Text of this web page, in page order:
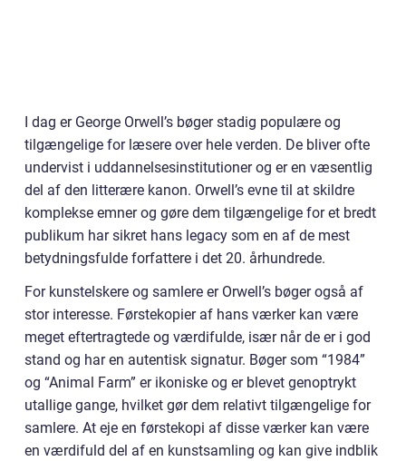
I dag er George Orwell’s bøger stadig populære og
tilgængelige for læsere over hele verden. De bliver ofte
undervist i uddannelsesinstitutioner og er en væsentlig
del af den litterære kanon. Orwell’s evne til at skildre
komplekse emner og gøre dem tilgængelige for et bredt
publikum har sikret hans legacy som en af de mest
betydningsfulde forfattere i det 20. århundrede.
For kunstelskere og samlere er Orwell’s bøger også af
stor interesse. Førstekopier af hans værker kan være
meget eftertragtede og værdifulde, især når de er i god
stand og har en autentisk signatur. Bøger som “1984”
og “Animal Farm” er ikoniske og er blevet genoptrykt
utallige gange, hvilket gør dem relativt tilgængelige for
samlere. At eje en førstekopi af disse værker kan være
en værdifuld del af en kunstsamling og kan give indblik